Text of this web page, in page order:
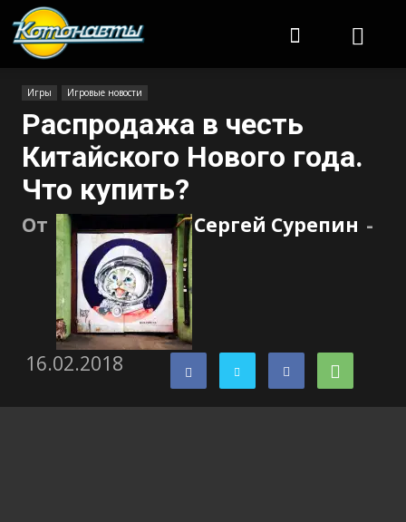
Игры Игровые новости
Распродажа в честь
Китайского Нового года.
Что купить?
От Сергей Сурепин -
16.02.2018